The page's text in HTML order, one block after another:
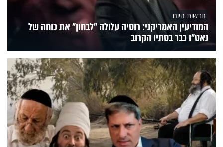
חדשות היום
המודיעין האמריקני: רוסיה עלולה "לבחון" את כוחה של
נאט"ו כבר בסתיו הקרוב